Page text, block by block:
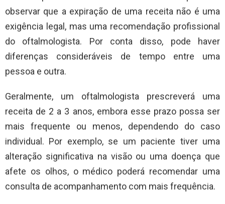
observar que a expiração de uma receita não é uma
exigência legal, mas uma recomendação profissional
do oftalmologista. Por conta disso, pode haver
diferenças consideráveis de tempo entre uma
pessoa e outra.
Geralmente, um oftalmologista prescreverá uma
receita de 2 a 3 anos, embora esse prazo possa ser
mais frequente ou menos, dependendo do caso
individual. Por exemplo, se um paciente tiver uma
alteração significativa na visão ou uma doença que
afete os olhos, o médico poderá recomendar uma
consulta de acompanhamento com mais frequência.